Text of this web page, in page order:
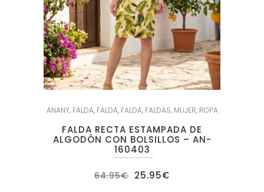
ANANY, FALDA, FALDA, FALDA, FALDAS, MUJER, ROPA
FALDA RECTA ESTAMPADA DE
ALGODÓN CON BOLSILLOS – AN-
160403
64.95€ El
precio
25.95€